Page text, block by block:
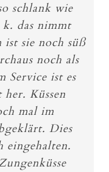
schlank wie
das nimmt
sie noch süß
noch als
Service ist es
Küssen
mal im
Dies
eingehalten.